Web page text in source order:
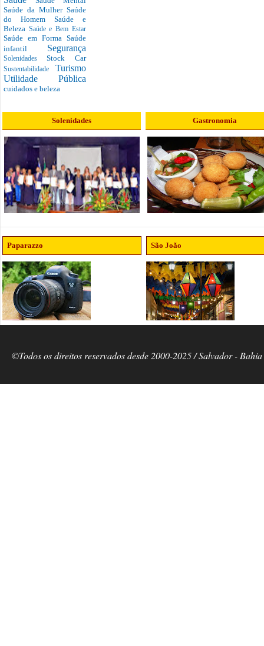
Saúde da Mulher Saúde
do Homem Saúde e
Beleza Saúde e Bem Estar
Saúde em Forma Saúde
infantil Segurança
SolenidadesStock Car
Sustentabilidade Turismo
Utilidade Pública
cuidados e beleza
Solenidades Gastronomia
Paparazzo São João
©Todos os direitos reservados desde 2000-2025 / Salvador -